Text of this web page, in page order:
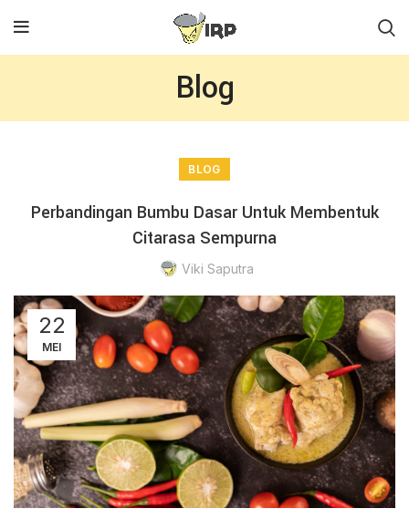
Blog
BLOG
Perbandingan Bumbu Dasar Untuk Membentuk
Citarasa Sempurna
Viki Saputra
22
MEI